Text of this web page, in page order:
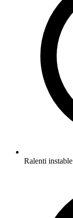
Ralenti instable